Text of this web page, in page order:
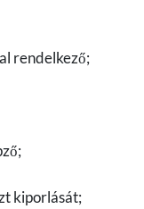
rendelkező;
kiporlását;